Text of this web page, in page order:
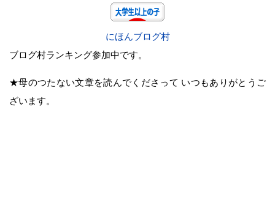
にほんブログ村
ブログ村ランキング参加中です。
★母のつたない文章を読んでくださって いつもありがとうご
ざいます。